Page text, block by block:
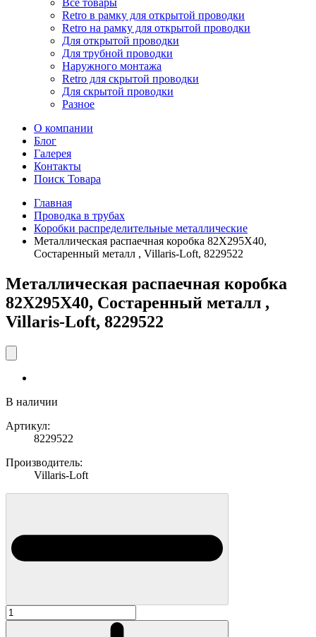
Все товары
Retro в рамку для открытой проводки
Retro на рамку для открытой проводки
Для открытой проводки
Для трубной проводки
Наружного монтажа
Retro для скрытой проводки
Для скрытой проводки
Разное
О компании
Блог
Галерея
Контакты
Поиск Товара
Главная
Проводка в трубах
Коробки распределительные металлические
Металлическая распаечная коробка 82Х295Х40,
Состаренный металл , Villaris-Loft, 8229522
Металлическая распаечная коробка
82Х295Х40, Состаренный металл ,
Villaris-Loft, 8229522
В наличии
Артикул:
8229522
Производитель:
Villaris-Loft